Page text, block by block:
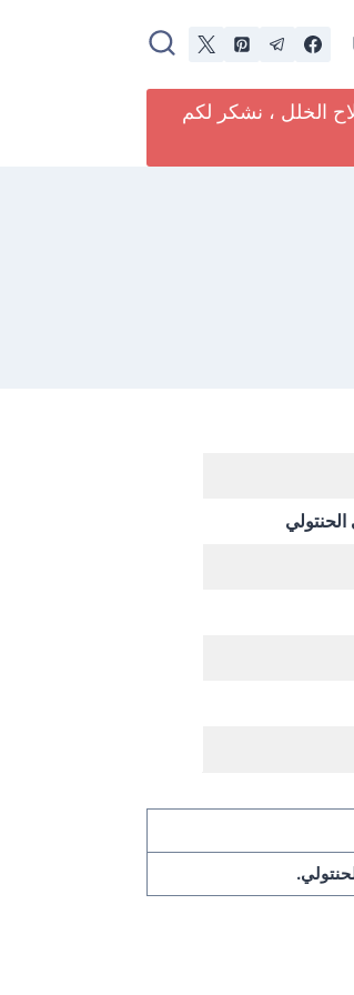
الخلل ، نشكر لكم